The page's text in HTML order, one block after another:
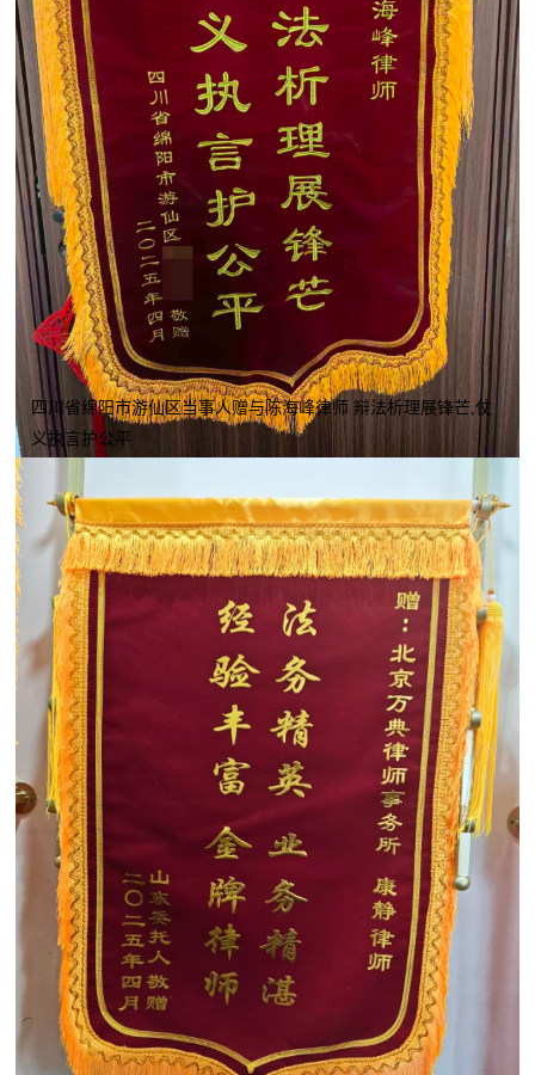
四川省绵阳市游仙区当事人赠与陈海峰律师 辩法析理展锋芒,仗
义执言护公平